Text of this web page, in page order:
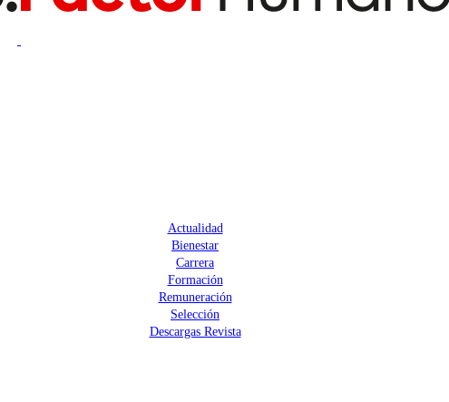
Actualidad
Bienestar
Carrera
Formación
Remuneración
Selección
Descargas Revista